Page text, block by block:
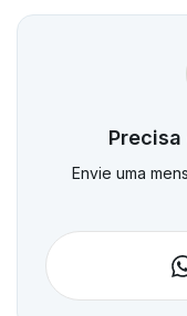
Envie uma